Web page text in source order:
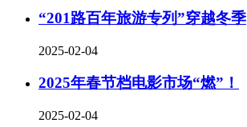
“201路百年旅游专列”穿越冬季
2025-02-04
2025年春节档电影市场“燃”！
2025-02-04